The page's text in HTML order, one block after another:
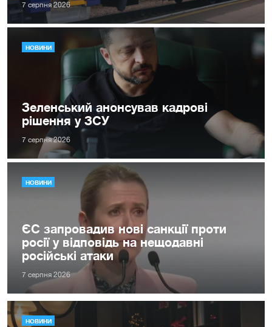
7 серпня 2026
НОВИНИ
Зеленський анонсував кадрові
рішення у ЗСУ
7 серпня 2026
НОВИНИ
ЄС запровадив нові санкції проти
росії у відповідь на нещодавні
російські атаки
7 серпня 2026
НОВИНИ